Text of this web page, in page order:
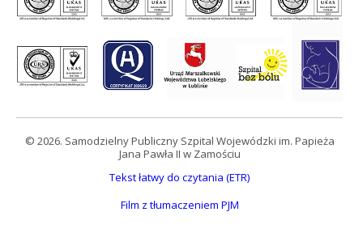
© 2026. Samodzielny Publiczny Szpital Wojewódzki im. Papieża
Jana Pawła II w Zamościu
Tekst łatwy do czytania (ETR)
Film z tłumaczeniem PJM